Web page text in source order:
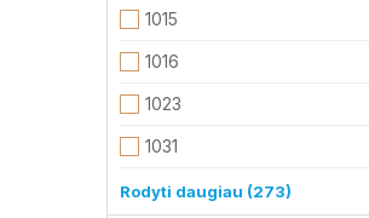
1015
1016
1023
1031
1034
Rodyti daugiau (273)